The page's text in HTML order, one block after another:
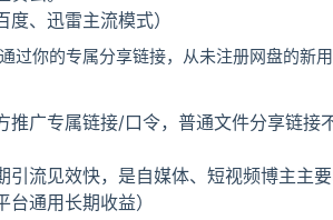
、迅雷主流模式）
过你的专属分享链接，从未注册网盘的新
推广专属链接/口令，普通文件分享链接
流见效快，是自媒体、短视频博主主要
通用长期收益）